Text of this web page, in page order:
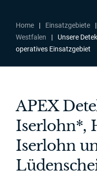
Home | Einsatzgebiete |
Westfalen
|
Unsere
operatives Einsatzgebiet
APEX
Iserlohn*,
Iserlohn